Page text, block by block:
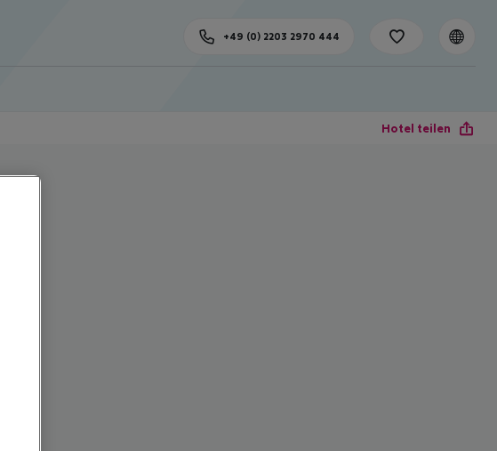
+49 (0) 2203 2970 444
Hotel teilen